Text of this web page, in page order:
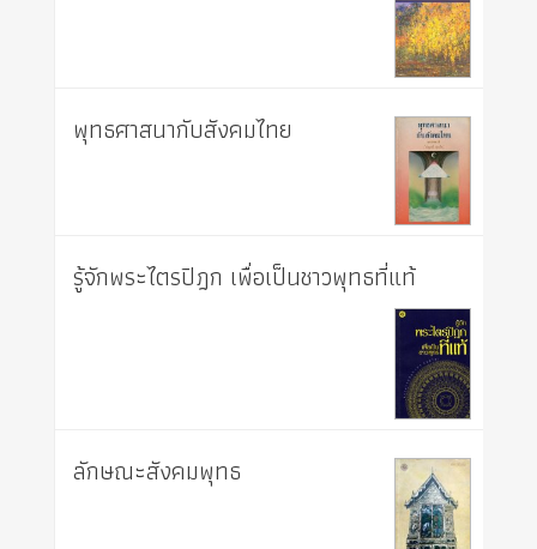
พุทธศาสนากับสังคมไทย
รู้จักพระไตรปิฎก เพื่อเป็นชาวพุทธที่แท้
ลักษณะสังคมพุทธ